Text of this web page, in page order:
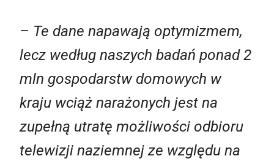
– Te dane napawają optymizmem,
lecz według naszych badań ponad 2
mln gospodarstw domowych w
kraju wciąż narażonych jest na
zupełną utratę możliwości odbioru
telewizji naziemnej ze względu na